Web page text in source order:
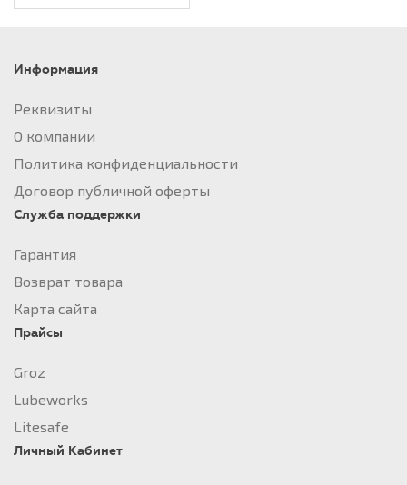
Информация
Реквизиты
О компании
Политика конфиденциальности
Договор публичной оферты
Служба поддержки
Гарантия
Возврат товара
Карта сайта
Прайсы
Groz
Lubeworks
Litesafe
Личный Кабинет